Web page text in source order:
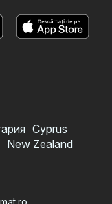
Cyprus
New Zealand